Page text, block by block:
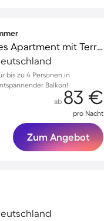
Voll ausgestattetes gemütliches Apartment mit Terrasse | Hunde erlaubt
bis zu 4 Personen in
Balkon!
ab 83 €
pro Nacht
Zum Angebot